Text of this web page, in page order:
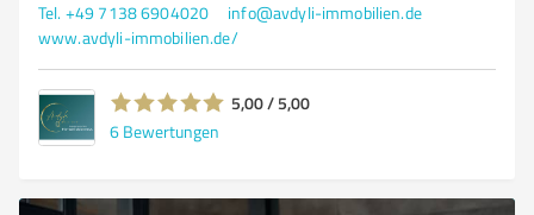
Tel. +49 7138 6904020
info@avdyli-immobilien.de
www.avdyli-immobilien.de/
5,00 / 5,00
6 Bewertungen